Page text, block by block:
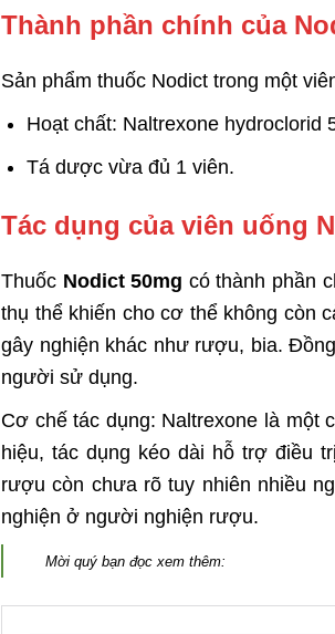
Thành phần chính của
Sản phẩm thuốc Nodict trong một
Hoạt chất: Naltrexone hydroclorid
Tá dược vừa đủ 1 viên.
Tác dụng của viên uống
Thuốc Nodict 50mg có thành phần
thụ thể khiến cho cơ thể không còn
gây nghiện khác như rượu, bia.
người sử dụng.
Cơ chế tác dụng: Naltrexone là một
hiệu, tác dụng kéo dài hỗ trợ điều
rượu còn chưa rõ tuy nhiên nhiều
nghiện ở người nghiện rượu.
Mời quý bạn đọc xem thêm: